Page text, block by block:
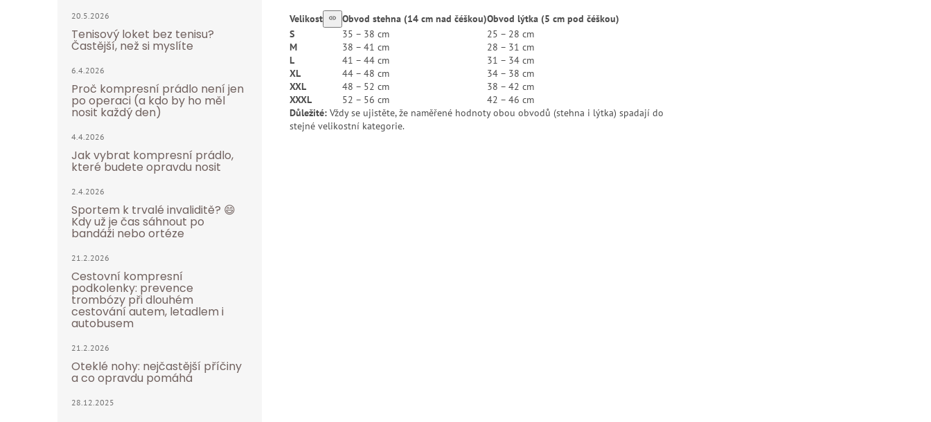
20.5.2026
Tenisový loket bez tenisu?
Častější, než si myslíte
6.4.2026
Proč kompresní prádlo není jen
po operaci (a kdo by ho měl
nosit každý den)
4.4.2026
Jak vybrat kompresní prádlo,
které budete opravdu nosit
2.4.2026
Sportem k trvalé invaliditě? 😄
Kdy už je čas sáhnout po
bandáži nebo ortéze
21.2.2026
Cestovní kompresní
podkolenky: prevence
trombózy při dlouhém
cestování autem, letadlem i
autobusem
21.2.2026
Oteklé nohy: nejčastější příčiny
a co opravdu pomáhá
28.12.2025
Velikost Obvod stehna (14 cm nad čéškou)Obvod lýtka (5 cm pod čéškou)
S
35 – 38 cm
25 – 28 cm
M
38 – 41 cm
28 – 31 cm
L
41 – 44 cm
31 – 34 cm
XL
44 – 48 cm
34 – 38 cm
XXL
48 – 52 cm
38 – 42 cm
XXXL
52 – 56 cm
42 – 46 cm
Důležité: Vždy se ujistěte, že naměřené hodnoty obou obvodů (stehna i lýtka) spadají do
stejné velikostní kategorie.